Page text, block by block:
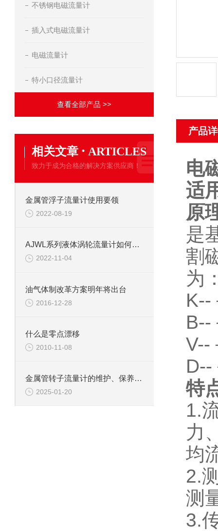
不锈钢电磁流量计
插入式电磁流量计
电磁流量计
特小口径流量计
查看全部产品 >>
相关文章 · ARTICLES
致力于成为合格的解决方案供应商！
金属管浮子流量计使用要领
2022-08-19
AJWL系列液体涡轮流量计如何维护
2022-11-04
油气体制改革方案明年将出台
2016-12-28
什么是零点漂移
2010-11-08
金属管转子流量计的维护、保养、安装、操作、记录之总结篇
2025-01-20
产品
电
适
原
是
割
为
K--
B--
V--
D--
特
1.
力
均
2.
测
3.